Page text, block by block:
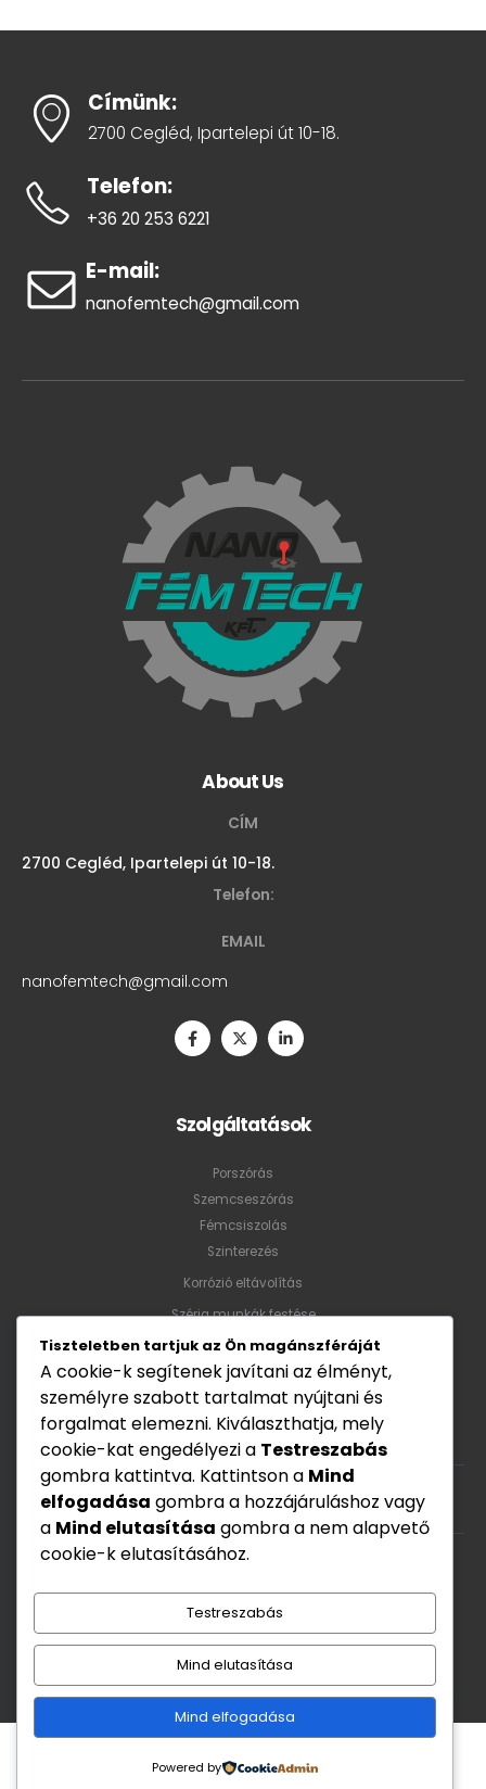
Címünk:
2700 Cegléd, Ipartelepi út 10-18.
Telefon:
+36 20 253 6221
E-mail:
nanofemtech@gmail.com
About Us
CÍM
2700 Cegléd, Ipartelepi út 10-18.
Telefon:
EMAIL
nanofemtech@gmail.com
Szolgáltatások
Porszórás
Szemcseszórás
Fémcsiszolás
Szinterezés
Korrózió eltávolítás
Széria munkák festése
Nyitvatartás
Hét - Pén: 8:00 - 17:00
Szombat: Zárva
Nano Fémtech Kft © 2026.
Tiszteletben tartjuk az Ön magánszféráját
A cookie-k segítenek javítani az élményt,
személyre szabott tartalmat nyújtani és
forgalmat elemezni. Kiválaszthatja, mely
cookie-kat engedélyezi a Testreszabás
gombra kattintva. Kattintson a Mind
elfogadása gombra a hozzájáruláshoz vagy
a Mind elutasítása gombra a nem alapvető
cookie-k elutasításához.
Testreszabás
Mind elutasítása
Mind elfogadása
Powered by